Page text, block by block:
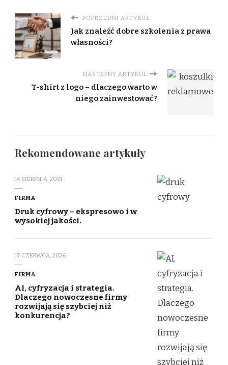
POPRZEDNI ARTYKUŁ
Jak znaleźć dobre szkolenia z prawa
własności?
NASTĘPNY ARTYKUŁ
T-shirt z logo – dlaczego warto w
niego zainwestować?
Rekomendowane artykuły
14 SIERPNIA, 2021
FIRMA
Druk cyfrowy – ekspresowo i w
wysokiej jakości.
17 CZERWCA, 2026
FIRMA
AI, cyfryzacja i strategia.
Dlaczego nowoczesne firmy
rozwijają się szybciej niż
konkurencja?